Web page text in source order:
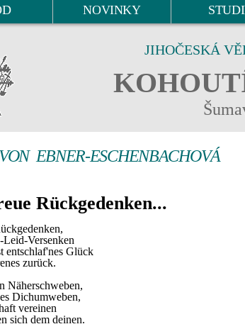
NOVINKY
JIHOČESKÁ
EBNER-ESCHENBACHOVÁ
Rückgedenken...
Leid-Versenken
entschlaf'nes Glück
zurück.
Näherschweben,
Dichumweben,
vereinen
sich dem deinen.